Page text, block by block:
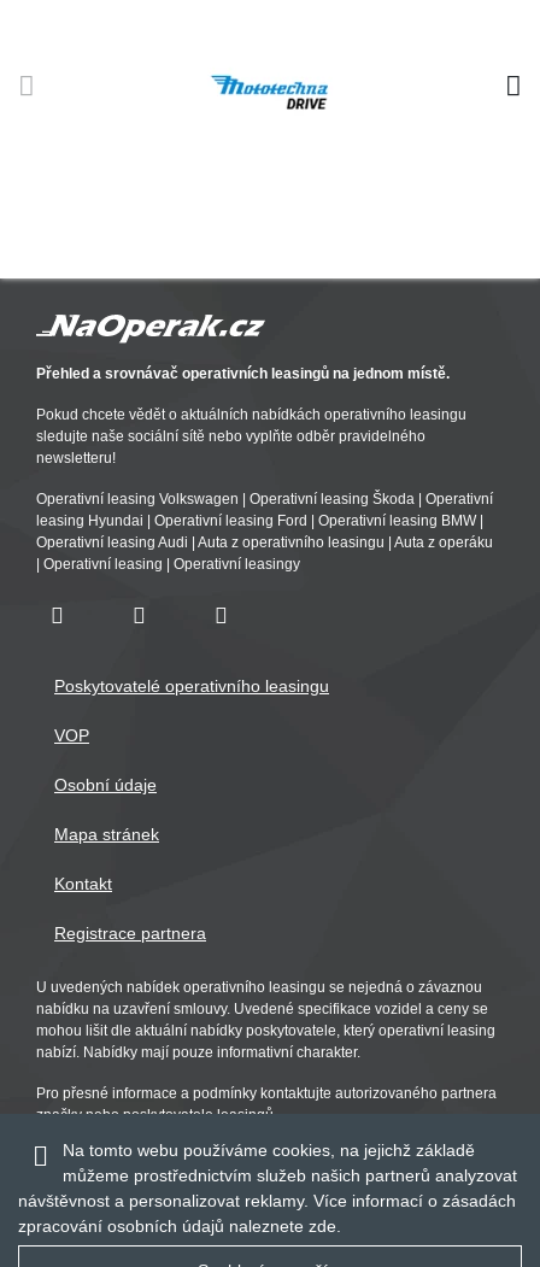
Přehled a srovnávač operativních leasingů na jednom místě.
Pokud chcete vědět o aktuálních nabídkách operativního leasingu
sledujte naše sociální sítě nebo vyplňte odběr pravidelného
newsletteru!
Operativní leasing Volkswagen Operativní leasing Škoda
Operativní
leasing Hyundai
Operativní leasing Ford Operativní leasing BMW|
Operativní leasing Audi
Auta z operativního leasingu
Auta z operáku
Operativní leasing Operativní leasingy
Poskytovatelé operativního leasingu
VOP
Osobní údaje
Mapa stránek
Kontakt
Registrace partnera
U uvedených nabídek operativního leasingu se nejedná o závaznou
nabídku na uzavření smlouvy. Uvedené specifikace vozidel a ceny se
mohou lišit dle aktuální nabídky poskytovatele, který operativní leasing
nabízí. Nabídky mají pouze informativní charakter.
Pro přesné informace a podmínky kontaktujte autorizovaného partnera
značky nebo poskytovatele leasingů.
Na tomto webu používáme cookies, na jejichž základě
můžeme prostřednictvím služeb našich partnerů analyzovat
návštěvnost a personalizovat reklamy. Více informací o zásadách
zpracování osobních údajů naleznete zde